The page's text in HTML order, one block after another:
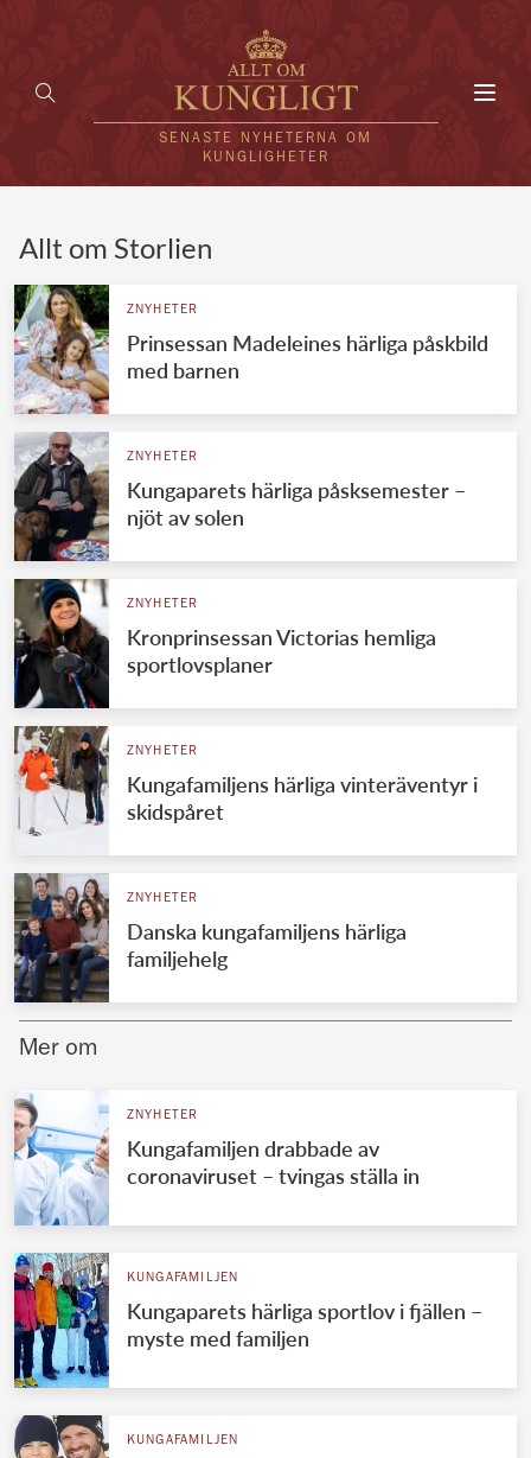
SENASTE NYHETERNA OM
KUNGLIGHETER
UTLÄNDSKT
VÄRLDENS KUNGAHUS
Svenska kungahuset
Brittiska kungahuset
Danska kungahuset
Jordanska kungahuset
Luxemburgska storhertighuset
Japanska kejsarhuset
Thailändska kungahuset
Marockanska kungahuset
REDAKTION
Allt om Storlien
ZNYHETER
Prinsessan Madeleines härliga påskbild
med barnen
ZNYHETER
Kungaparets härliga påsksemester –
njöt av solen
ZNYHETER
Kronprinsessan Victorias hemliga
sportlovsplaner
ZNYHETER
Kungafamiljens härliga vinteräventyr i
skidspåret
ZNYHETER
Danska kungafamiljens härliga
familjehelg
Mer om
ZNYHETER
Kungafamiljen drabbade av
coronaviruset – tvingas ställa in
KUNGAFAMILJEN
Kungaparets härliga sportlov i fjällen –
myste med familjen
KUNGAFAMILJEN